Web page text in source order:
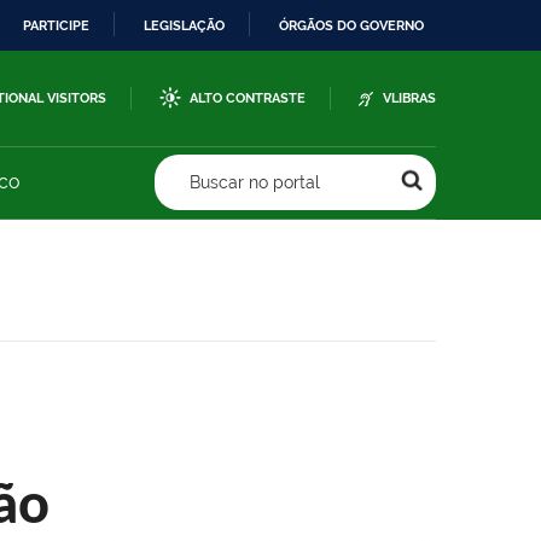
PARTICIPE LEGISLAÇÃO ÓRGÃOS DO GOVERNO
VISITORS ALTO CONTRASTE VLIBRAS
Buscar no portal